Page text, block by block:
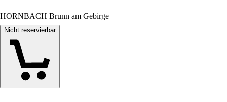
HORNBACH Brunn am Gebirge
Nicht reservierbar